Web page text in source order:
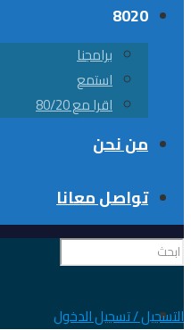
8020
برامجنا
استمع
اقرا مع 80/20
من نحن
تواصل معانا
التسجيل / تسجيل الدخول